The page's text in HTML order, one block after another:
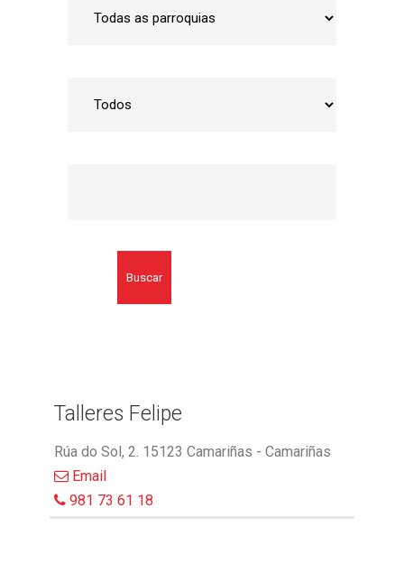
Buscar
Talleres Felipe
Rúa do Sol, 2. 15123 Camariñas - Camariñas
Email
981 73 61 18